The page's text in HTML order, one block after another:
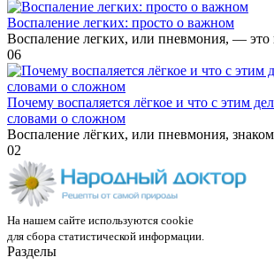
Воспаление легких: просто о важном
Воспаление легких, или пневмония, —
06
Почему воспаляется лёгкое и что с этим
словами о сложном
Воспаление лёгких, или пневмония,
02
На нашем сайте используются cookie
для сбора статистической информации.
Разделы